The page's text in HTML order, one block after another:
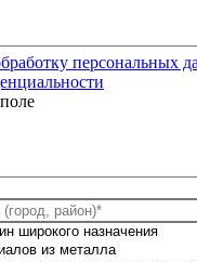
персональных